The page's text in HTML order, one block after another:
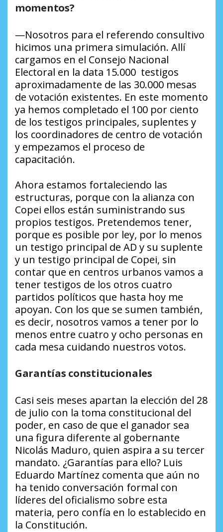
momentos?
—Nosotros para el referendo consultivo
hicimos una primera simulación. Allí
cargamos en el Consejo Nacional
Electoral en la data 15.000 testigos
aproximadamente de las 30.000 mesas
de votación existentes. En este momento
ya hemos completado el 100 por ciento
de los testigos principales, suplentes y
los coordinadores de centro de votación
y empezamos el proceso de
capacitación.
Ahora estamos fortaleciendo las
estructuras, porque con la alianza con
Copei ellos están suministrando sus
propios testigos. Pretendemos tener,
porque es posible por ley, por lo menos
un testigo principal de AD y su suplente
y un testigo principal de Copei, sin
contar que en centros urbanos vamos a
tener testigos de los otros cuatro
partidos políticos que hasta hoy me
apoyan. Con los que se sumen también,
es decir, nosotros vamos a tener por lo
menos entre cuatro y ocho personas en
cada mesa cuidando nuestros votos.
Garantías constitucionales
Casi seis meses apartan la elección del 28
de julio con la toma constitucional del
poder, en caso de que el ganador sea
una figura diferente al gobernante
Nicolás Maduro, quien aspira a su tercer
mandato. ¿Garantías para ello? Luis
Eduardo Martínez comenta que aún no
ha tenido conversación formal con
líderes del oficialismo sobre esta
materia, pero confía en lo establecido en
la Constitución.